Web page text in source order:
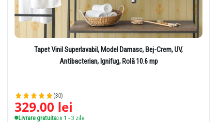
Tapet Vinil Superlavabil, Model Damasc, Bej-Crem, UV,
Antibacterian, Ignifug, Rolă 10.6 mp
(30)
329.00 lei
Livrare gratuita:in 1 - 3 zile